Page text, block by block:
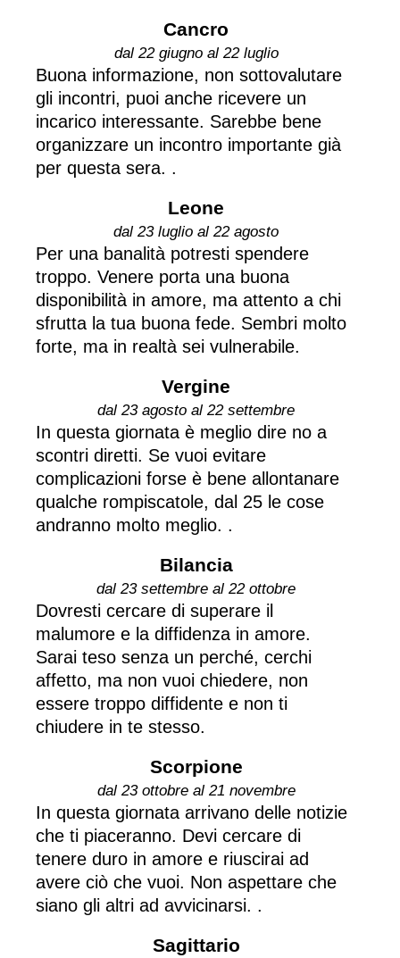
Cancro
dal 22 giugno al 22 luglio
Buona informazione, non sottovalutare
gli incontri, puoi anche ricevere un
incarico interessante. Sarebbe bene
organizzare un incontro importante già
per questa sera. .
Leone
dal 23 luglio al 22 agosto
Per una banalità potresti spendere
troppo. Venere porta una buona
disponibilità in amore, ma attento a chi
sfrutta la tua buona fede. Sembri molto
forte, ma in realtà sei vulnerabile.
Vergine
dal 23 agosto al 22 settembre
In questa giornata è meglio dire no a
scontri diretti. Se vuoi evitare
complicazioni forse è bene allontanare
qualche rompiscatole, dal 25 le cose
andranno molto meglio. .
Bilancia
dal 23 settembre al 22 ottobre
Dovresti cercare di superare il
malumore e la diffidenza in amore.
Sarai teso senza un perché, cerchi
affetto, ma non vuoi chiedere, non
essere troppo diffidente e non ti
chiudere in te stesso.
Scorpione
dal 23 ottobre al 21 novembre
In questa giornata arrivano delle notizie
che ti piaceranno. Devi cercare di
tenere duro in amore e riuscirai ad
avere ciò che vuoi. Non aspettare che
siano gli altri ad avvicinarsi. .
Sagittario